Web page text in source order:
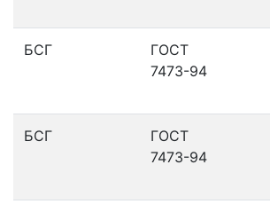
БСГ
ГОСТ
7473-94
БСГ
ГОСТ
7473-94